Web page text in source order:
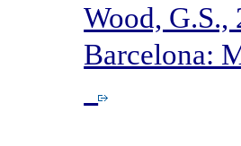
Wood, G.S.,
Barcelona: